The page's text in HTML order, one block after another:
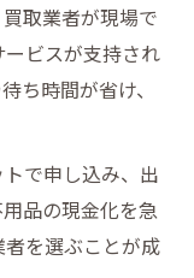
取業者が現場で
ビスが支持され
ち時間が省け、
で申し込み、出
品の現金化を急
を選ぶことが成